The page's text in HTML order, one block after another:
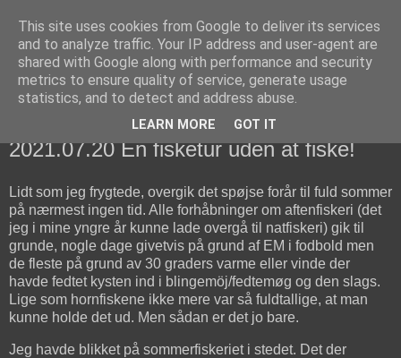
fiskedagbog.dk
Havørredfiskeri, tordenvejr og rav i (en skøn?) tre-enighed
2021.07.20 En fisketur uden at fiske!
Lidt som jeg frygtede, overgik det spøjse forår til fuld sommer
på nærmest ingen tid. Alle forhåbninger om aftenfiskeri (det
jeg i mine yngre år kunne lade overgå til natfiskeri) gik til
grunde, nogle dage givetvis på grund af EM i fodbold men
de fleste på grund av 30 graders varme eller vinde der
havde fedtet kysten ind i blingemöj/fedtemøg og den slags.
Lige som hornfiskene ikke mere var så fuldtallige, at man
kunne holde det ud. Men sådan er det jo bare.
Jeg havde blikket på sommerfiskeriet i stedet. Det der
This site uses cookies from Google to deliver its services
and to analyze traffic. Your IP address and user-agent are
shared with Google along with performance and security
metrics to ensure quality of service, generate usage
statistics, and to detect and address abuse.
LEARN MORE GOT IT